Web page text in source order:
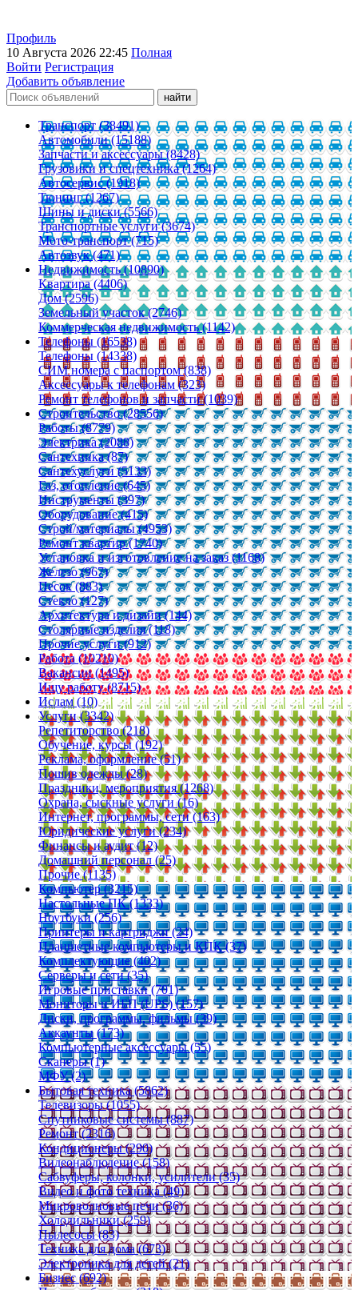
Профиль
10 Августа 2026 22:45 Полная
Войти Регистрация
Добавить объявление
Транспорт (38491)
Автомобили (15188)
Запчасти и аксессуары (8428)
Грузовики и спецтехника (1264)
Автосервис (1918)
Тюнинг (1267)
Шины и диски (5566)
Транспортные услуги (3674)
Мото-транспорт (715)
Автозвук (471)
Недвижимость (10890)
Квартира (4406)
Дом (2596)
Земельный участок (2746)
Коммерческая недвижимость (1142)
Телефоны (16538)
Телефоны (14338)
СИМ номера с паспортом (838)
Аксессуары к телефонам (323)
Ремонт телефонов и запчасти (1039)
Строительство (28556)
Работы (8779)
Электрика (2088)
Сантехника (87)
Сантехуслуги (5133)
Газ, отопление (645)
Инструменты (397)
Оборудование (415)
Строй/материалы (4953)
Ремонт квартир (1740)
Установка и изготовление на заказ (1168)
Железо (967)
Песок (883)
Стекло (127)
Архитектура и дизайн (144)
Столярные изделия (118)
Прочие услуги (912)
Работа (10210)
Вакансии (1495)
Ищу работу (8715)
Ислам (10)
Услуги (3342)
Репетиторство (218)
Обучение, курсы (192)
Реклама, оформление (51)
Пошив одежды (28)
Праздники, мероприятия (1268)
Охрана, сыскные услуги (16)
Интернет, программы, сети (163)
Юридические услуги (234)
Финансы и аудит (12)
Домашний персонал (25)
Прочие (1135)
Компьютер (3215)
Настольные ПК (1333)
Ноутбуки (256)
Принтеры и картриджи (24)
Планшетные компьютеры и КПК (37)
Комплектующие (402)
Серверы и сети (35)
Игровые приставки (701)
Мониторы и ИБП (UPS) (157)
Диски, программы, фильмы (39)
Аккаунты (173)
Компьютерные аксессуары (55)
Сканеры (1)
МФУ (2)
Бытовая техника (5862)
Телевизоры (1055)
Спутниковые системы (887)
Ремонт (2316)
Кондиционеры (290)
Видеонаблюдение (158)
Сабвуферы, колонки, усилители (35)
Видео и фото техника (49)
Микроволновые печи (36)
Холодильники (259)
Пылесосы (83)
Техника для дома (673)
Электроника для детей (21)
Бизнес (692)